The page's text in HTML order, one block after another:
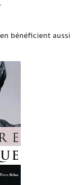
bénéficient aussi